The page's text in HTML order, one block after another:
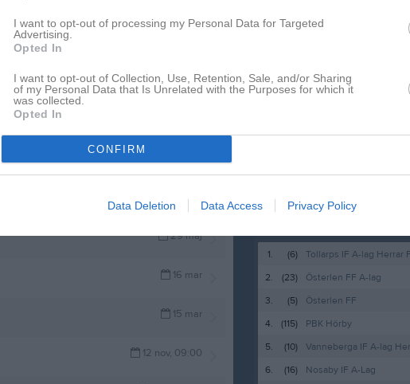
I want to opt-out of processing my Personal Data for Targeted
Advertising.
Opted In
I want to opt-out of Collection, Use, Retention, Sale, and/or Sharing
of my Personal Data that Is Unrelated with the Purposes for which it
was collected.
Opted In
CONFIRM
Data Deletion Data Access Privacy Policy
Familjeträning 8/10-2022
29 maj
16 mar
15 mar
12 nov, 09:00
Facebook
1. (6)
Tollarps IF A-lag Herrar
2.
(23)
Österlen FF A-lag
3.
(5)
Österlen FF
4.
(115)
PBK Hörby
5.
(10)
Vanneberga IF A-lag
6.
(16)
Nosaby IF A-Lag